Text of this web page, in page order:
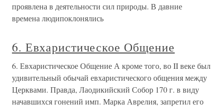
проявлена в деятельности сил природы. В давние
времена людипоклонялись
6. Евхаристическое Общение
6. Евхаристическое Общение А кроме того, во II веке был
удивительный обычай евхаристического общения между
Церквами. Правда, Лаодикийский Собор 170 г. в виду
начавшихся гонений имп. Марка Аврелия, запретил его